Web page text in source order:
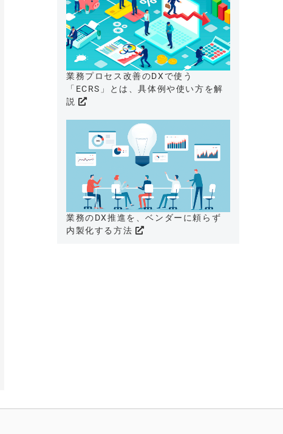
業務プロセス改善のDXで使う
「ECRS」とは、具体例や使い方を解
説
業務のDX推進を、ベンダーに頼らず
内製化する方法